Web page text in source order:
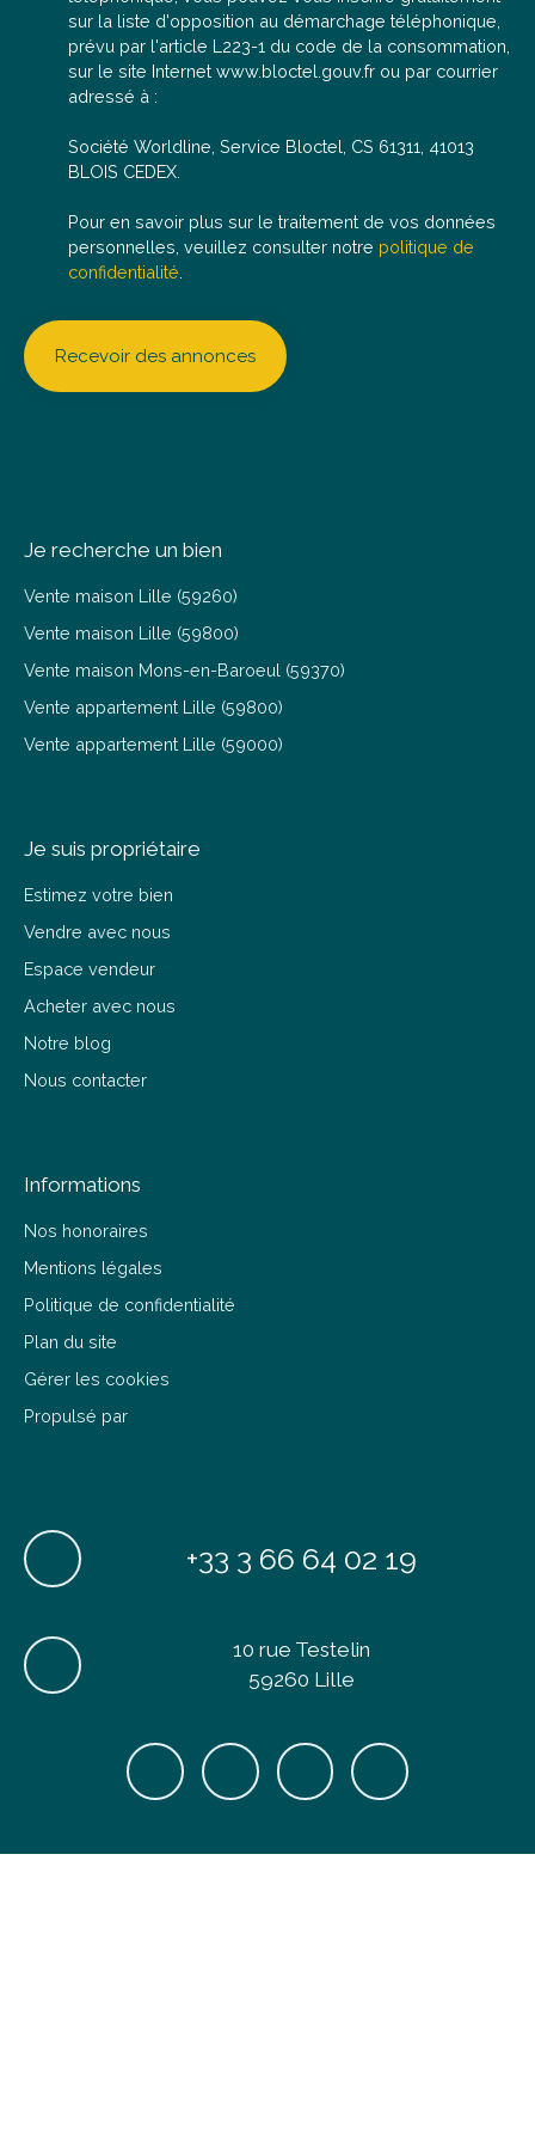
sur la liste d'opposition au démarchage téléphonique,
prévu par l'article L223-1 du code de la consommation,
sur le site Internet www.bloctel.gouv.fr ou par courrier
adressé à :
Société Worldline, Service Bloctel, CS 61311, 41013
BLOIS CEDEX.
Pour en savoir plus sur le traitement de vos données
personnelles, veuillez consulter notre politique de
confidentialité
Recevoir des annonces
Je recherche un bien
Vente maison Lille (59260)
Vente maison Lille (59800)
Vente maison Mons-en-Baroeul (59370)
Vente appartement Lille (59800)
Vente appartement Lille (59000)
Je suis propriétaire
Estimez votre bien
Vendre avec nous
Espace vendeur
Acheter avec nous
Notre blog
Nous contacter
Informations
Nos honoraires
Mentions légales
Politique de confidentialité
Plan du site
Gérer les cookies
Propulsé par
+33 3 66 64 02 19
10 rue Testelin
59260 Lille